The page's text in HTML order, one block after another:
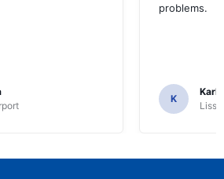
problems.
K
Karl